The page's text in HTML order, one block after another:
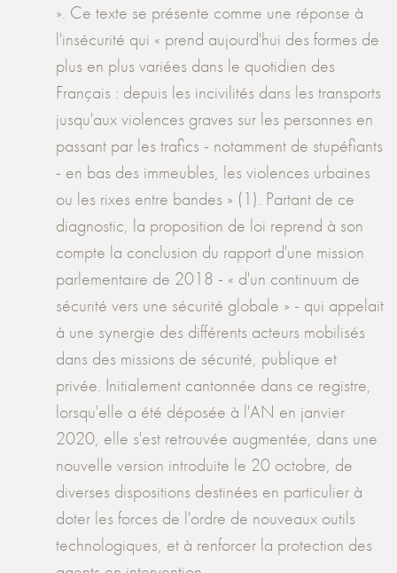
». Ce texte se présente comme une réponse à
l'insécurité qui « prend aujourd'hui des formes de
plus en plus variées dans le quotidien des
Français : depuis les incivilités dans les transports
jusqu'aux violences graves sur les personnes en
passant par les trafics - notamment de stupéfiants
- en bas des immeubles, les violences urbaines
ou les rixes entre bandes » (1). Partant de ce
diagnostic, la proposition de loi reprend à son
compte la conclusion du rapport d'une mission
parlementaire de 2018 - « d'un continuum de
sécurité vers une sécurité globale » - qui appelait
à une synergie des différents acteurs mobilisés
dans des missions de sécurité, publique et
privée. Initialement cantonnée dans ce registre,
lorsqu'elle a été déposée à l'AN en janvier
2020, elle s'est retrouvée augmentée, dans une
nouvelle version introduite le 20 octobre, de
diverses dispositions destinées en particulier à
doter les forces de l'ordre de nouveaux outils
technologiques, et à renforcer la protection des